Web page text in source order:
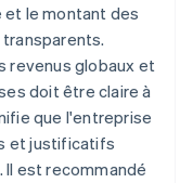
le montant des
revenus globaux et
doit être claire à
que l'entreprise
et justificatifs
est recommandé